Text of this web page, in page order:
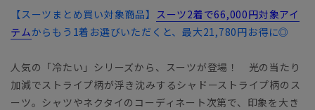
【スーツまとめ買い対象商品】 スーツ2着で66,000円対象アイ
テムからもう1着お選びいただくと、最大21,780円お得に◎
人気の「冷たい」シリーズから、スーツが登場！ 光の当たり
加減でストライプ柄が浮き沈みするシャドーストライプ柄のス
ーツ。シャツやネクタイのコーディネート次第で、印象を大き